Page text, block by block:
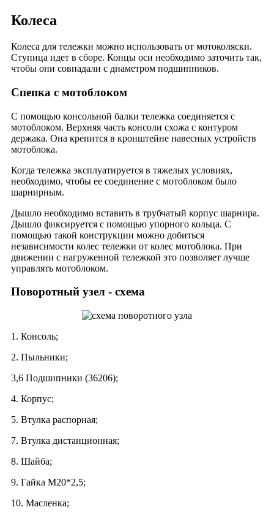
Колеса
Колеса для тележки можно использовать от мотоколяски.
Ступица идет в сборе. Концы оси необходимо заточить так,
чтобы они совпадали с диаметром подшипников.
Спепка с мотоблоком
С помощью консольной балки тележка соединяется с
мотоблоком. Верхняя часть консоли схожа с контуром
держака. Она крепится в кронштейне навесных устройств
мотоблока.
Когда тележка эксплуатируется в тяжелых условиях,
необходимо, чтобы ее соединение с мотоблоком было
шарнирным.
Дышло необходимо вставить в трубчатый корпус шарнира.
Дышло фиксируется с помощью упорного кольца. С
помощью такой конструкции можно добиться
независимости колес тележки от колес мотоблока. При
движении с нагруженной тележкой это позволяет лучше
управлять мотоблоком.
Поворотный узел - схема
1. Консоль;
2. Пыльники;
3,6 Подшипники (36206);
4. Корпус;
5. Втулка распорная;
7. Втулка дистанционная;
8. Шайба;
9. Гайка М20*2,5;
10. Масленка;